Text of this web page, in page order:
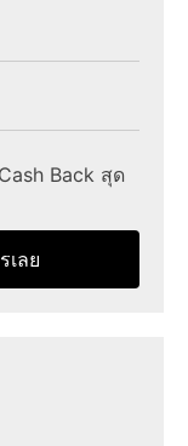
Back สุด
เลย